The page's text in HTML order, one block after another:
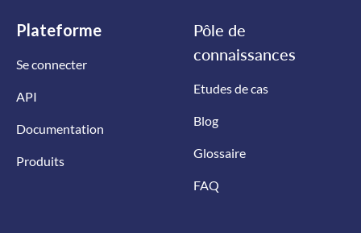
Plateforme
Se connecter
API
Documentation
Produits
Pôle de
connaissances
Etudes de cas
Blog
Glossaire
FAQ